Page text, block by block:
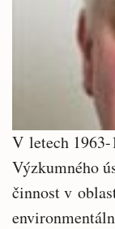
V letech 1963-
Výzkumného
činnost v